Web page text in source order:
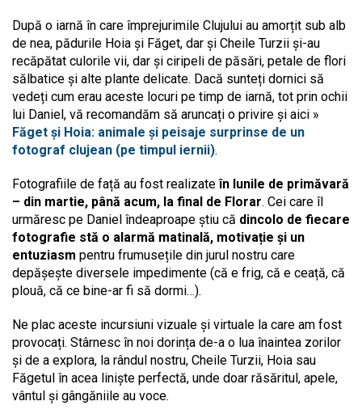
După o iarnă în care împrejurimile Clujului au amorțit sub alb
de nea, pădurile Hoia și Făget, dar și Cheile Turzii și-au
recăpătat culorile vii, dar și ciripeli de păsări, petale de flori
sălbatice și alte plante delicate. Dacă sunteți dornici să
vedeți cum erau aceste locuri pe timp de iarnă, tot prin ochii
lui Daniel, vă recomandăm să aruncați o privire și aici »
Făget și Hoia: animale și peisaje surprinse de un
fotograf clujean (pe timpul iernii).
Fotografiile de față au fost realizateîn lunile de primăvară
– din martie, până acum, la final de Florar. Cei care îl
urmăresc pe Daniel îndeaproape știu că dincolo de fiecare
fotografie stă o alarmă matinală, motivație și un
entuziasm pentru frumusețile din jurul nostru care
depășește diversele impedimente (că e frig, că e ceață, că
plouă, că ce bine-ar fi să dormi…).
Ne plac aceste incursiuni vizuale și virtuale la care am fost
provocați. Stârnesc în noi dorința de-a o lua înaintea zorilor
și de a explora, la rândul nostru, Cheile Turzii, Hoia sau
Făgetul în acea liniște perfectă, unde doar răsăritul, apele,
vântul și gângăniile au voce.